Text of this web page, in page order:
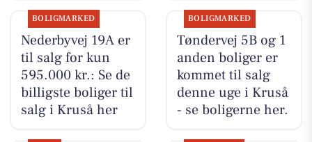
BOLIGMARKED
Nederbyvej 19A er
til salg for kun
595.000 kr.: Se de
billigste boliger til
salg i Kruså her
BOLIGMARKED
Tøndervej 5B og 1
anden boliger er
kommet til salg
denne uge i Kruså
- se boligerne her.